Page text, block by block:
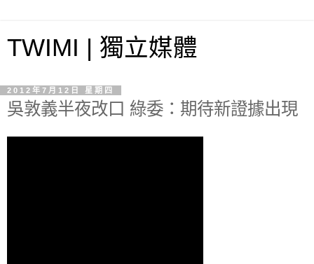
TWIMI | 獨立媒體
2012年7月12日 星期四
吳敦義半夜改口 綠委：期待新證據出現